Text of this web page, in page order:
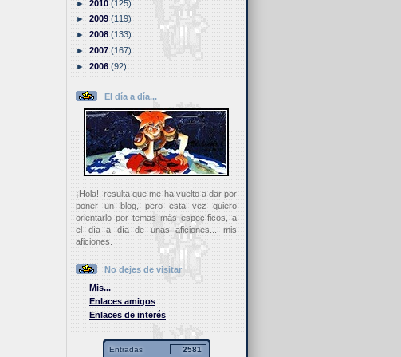
►2010(125)
►2009(119)
►2008(133)
►2007(167)
►2006(92)
El día a día...
¡Hola!, resulta que me ha vuelto a dar por
poner un blog, pero esta vez quiero
orientarlo por temas más específicos, a
el día a día de unas aficiones... mis
aficiones.
No dejes de visitar
Mis...
Enlaces amigos
Enlaces de interés
Entradas 2581